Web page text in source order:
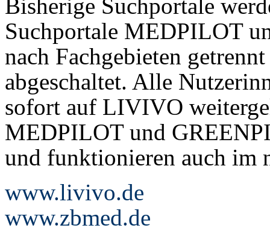
Bisherige Suchportale
Suchportale MEDPILOT
nach Fachgebieten
abgeschaltet. Alle
sofort auf LIVIVO
MEDPILOT und
und funktionieren auch im
www.livivo.de
www.zbmed.de